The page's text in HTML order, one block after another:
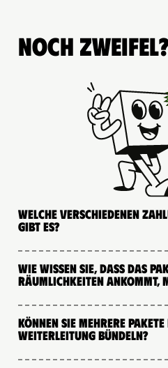
Noch
Welche verschiedenen
gibt es?
Wie wissen Sie, dass das
Räumlichkeiten ankommt,
Können Sie mehrere
Weiterleitung bündeln?